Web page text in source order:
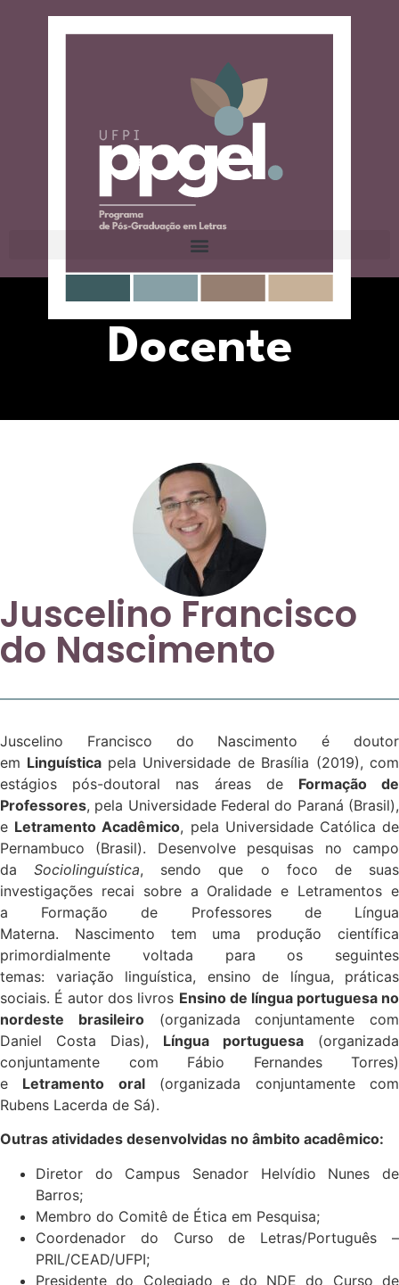
Docente
Juscelino Francisco
do Nascimento
Juscelino Francisco do Nascimento é doutor
em Linguística pela Universidade de Brasília (2019), com
estágios pós-doutoral nas áreas de Formação de
Professores, pela Universidade Federal do Paraná (Brasil),
e Letramento Acadêmico, pela Universidade Católica de
Pernambuco (Brasil). Desenvolve pesquisas no campo
daSociolinguística, sendo que o foco de suas
investigações recai sobre a Oralidade e Letramentos e
a Formação de Professores de Língua
Materna. Nascimento tem uma produção científica
primordialmente voltada para os seguintes
temas: variação linguística, ensino de língua, práticas
sociais. É autor dos livros Ensino de língua portuguesa no
nordeste brasileiro(organizada conjuntamente com
Daniel Costa Dias), Língua portuguesa (organizada
conjuntamente com Fábio Fernandes Torres)
e Letramento oral(organizada conjuntamente com
Rubens Lacerda de Sá).
Outras atividades desenvolvidas no âmbito acadêmico:
Diretor do Campus Senador Helvídio Nunes de
Barros;
Membro do Comitê de Ética em Pesquisa;
Coordenador do Curso de Letras/Português –
PRIL/CEAD/UFPI;
Presidente do Colegiado e do NDE do Curso de